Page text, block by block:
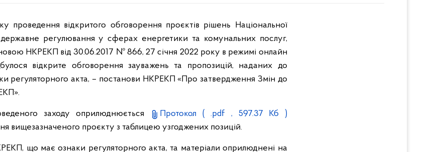
проведення відкритого обговорення проєктів рішень Національної
державне регулювання у сферах енергетики та комунальних послуг,
НКРЕКП від 30.06.2017 № 866, 27 січня 2022 року в режимі онлайн
відкрите обговорення зауважень та пропозицій, наданих до
регуляторного акта, – постанови НКРЕКП «Про затвердження Змін до
заходу оприлюднюється Протокол ( .pdf , 597.37 Кб )
вищезазначеного проєкту з таблицею узгоджених позицій.
що має ознаки регуляторного акта, та матеріали оприлюднені на